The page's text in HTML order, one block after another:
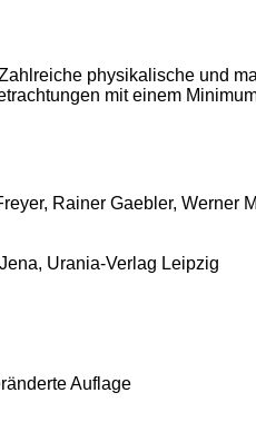
physikalische und
mit einem
Rainer Gaebler, Werner
Urania-Verlag Leipzig
Auflage